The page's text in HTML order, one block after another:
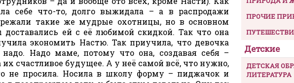
себе что-то, долго выжидала – а в распродажи
такие же мудрые охотницы, но в основном
ей с её любимой скидкой. Так что она
экономить Настю. Так приучила, что девочка
Надо маме, потому что она, создавая себя –
счастливое будущее. А у неё самой всё, что нужно,
не просила. Носила в школу форму – пиджачок и
ПРОЧИЕ
Детские
ДЕТСКАЯ
ЛИТЕРАТУРА